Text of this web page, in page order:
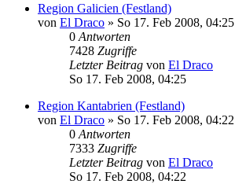
Region Galicien (Festland)
von El Draco » So 17. Feb 2008, 04:25
0 Antworten
7428 Zugriffe
Letzter Beitrag von El Draco
So 17. Feb 2008, 04:25
Region Kantabrien (Festland)
von El Draco » So 17. Feb 2008, 04:22
0 Antworten
7333 Zugriffe
Letzter Beitrag von El Draco
So 17. Feb 2008, 04:22